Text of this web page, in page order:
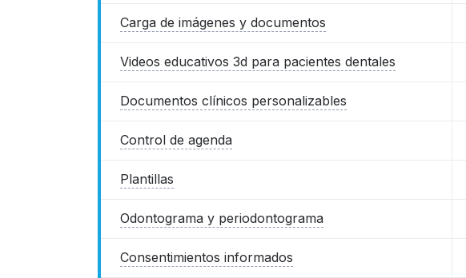
Carga de imágenes y documentos
Videos educativos 3d para pacientes dentales
Documentos clínicos personalizables
Control de agenda
Plantillas
Odontograma y periodontograma
Consentimientos informados